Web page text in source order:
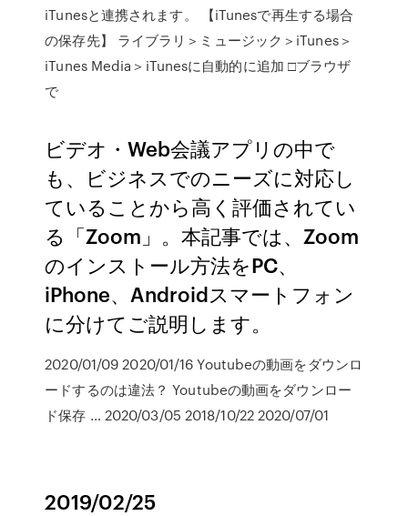
iTunesと連携されます。 【iTunesで再生する場合
の保存先】 ライブラリ＞ミュージック＞iTunes＞
iTunes Media＞iTunesに自動的に追加 □ブラウザ
で
ビデオ・Web会議アプリの中で
も、ビジネスでのニーズに対応し
ていることから高く評価されてい
る「Zoom」。本記事では、Zoom
のインストール方法をPC、
iPhone、Androidスマートフォン
に分けてご説明します。
2020/01/09 2020/01/16 Youtubeの動画をダウンロ
ードするのは違法？ Youtubeの動画をダウンロー
ド保存 … 2020/03/05 2018/10/22 2020/07/01
2019/02/25